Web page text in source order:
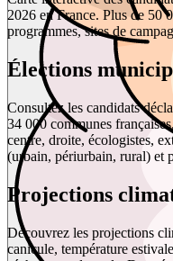
2026 en France. Plus de 50
programmes, sites de
Élections
Consultez les candidats
34 000 communes
centre, droite, écologistes,
(urbain, périurbain, rural) et
Projections
Découvrez les projections
canicule, température